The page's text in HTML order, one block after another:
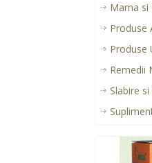
Mama si
Produse
Produse
Remedii
Slabire